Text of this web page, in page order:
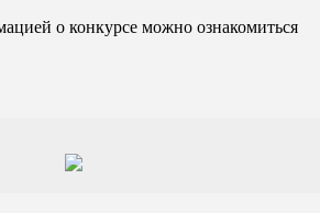
о конкурсе можно ознакомиться